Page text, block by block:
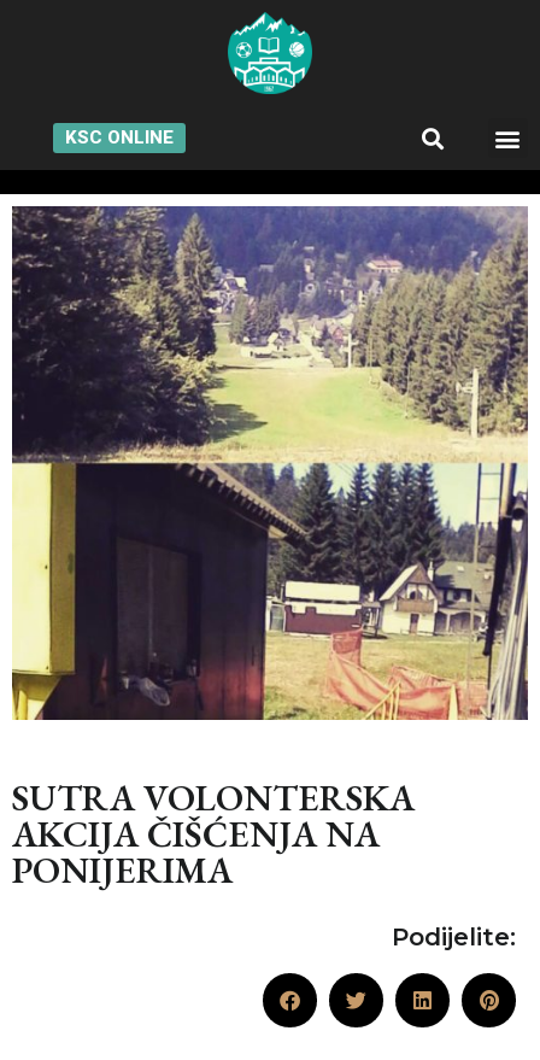
KSC ONLINE
SUTRA VOLONTERSKA
AKCIJA ČIŠĆENJA NA
PONIJERIMA
Podijelite: